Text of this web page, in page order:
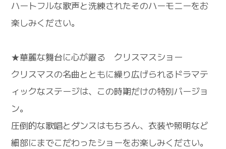
ハートフルな歌声と洗練されたそのハーモニーをお
楽しみください。
★華麗な舞台に心が躍る クリスマスショー
クリスマスの名曲とともに繰り広げられるドラマテ
ィックなステージは、この時期だけの特別バージョ
ン。
圧倒的な歌唱とダンスはもちろん、衣装や照明など
細部にまでこだわったショーをお楽しみください。